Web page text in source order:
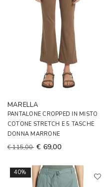
MARELLA
PANTALONE CROPPED IN MISTO
COTONE STRETCH E 5 TASCHE
DONNA MARRONE
€ 115,00 € 69,00
40%